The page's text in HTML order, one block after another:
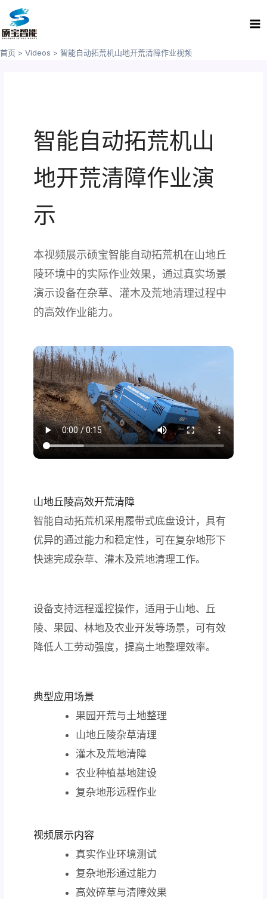
内
首页 Videos 智能自动拓荒机山地开荒清障作业视频
智能自动拓荒机山
地开荒清障作业演
示
本视频展示硕宝智能自动拓荒机在山地丘
陵环境中的实际作业效果，通过真实场景
演示设备在杂草、灌木及荒地清理过程中
的高效作业能力。
山地丘陵高效开荒清障
智能自动拓荒机采用履带式底盘设计，具有
优异的通过能力和稳定性，可在复杂地形下
快速完成杂草、灌木及荒地清理工作。
设备支持远程遥控操作，适用于山地、丘
陵、果园、林地及农业开发等场景，可有效
降低人工劳动强度，提高土地整理效率。
典型应用场景
果园开荒与土地整理
山地丘陵杂草清理
灌木及荒地清障
农业种植基地建设
复杂地形远程作业
视频展示内容
真实作业环境测试
复杂地形通过能力
高效碎草与清障效果